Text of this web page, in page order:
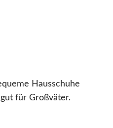
Hausschuhe
für Großväter.